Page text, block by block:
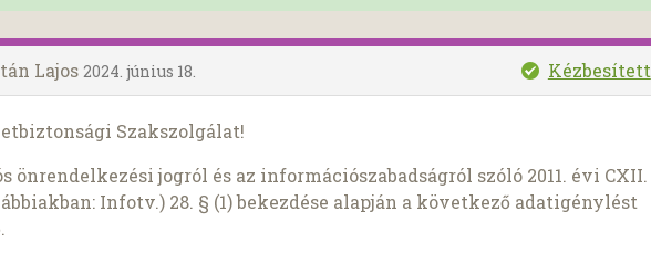
Lajos 2024. június 18. Kézbesített
Szakszolgálat!
önrendelkezési jogról és az információszabadságról szóló 2011. évi CXII.
Infotv.) 28. § (1) bekezdése alapján a következő adatigénylést